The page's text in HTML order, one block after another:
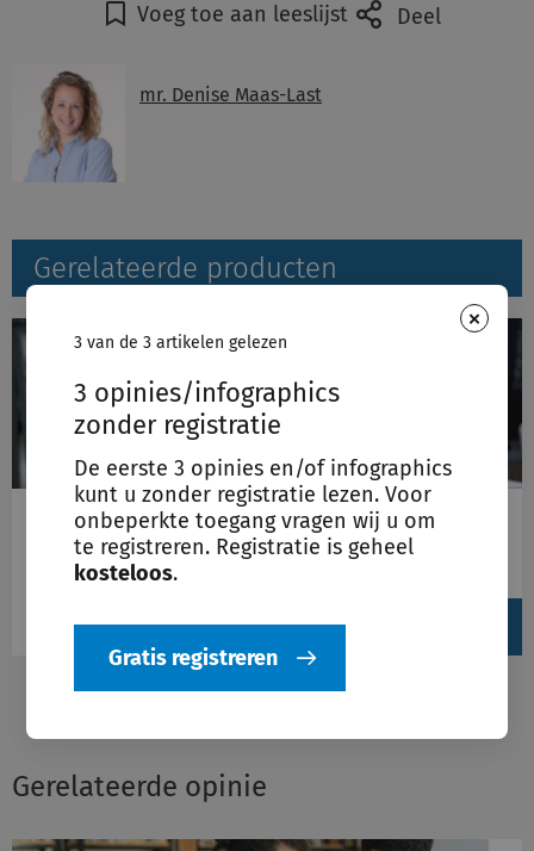
×
3 van de 3 artikelen gelezen
3 opinies/infographics
zonder registratie
De eerste 3 opinies en/of infographics
kunt u zonder registratie lezen. Voor
onbeperkte toegang vragen wij u om
te registreren. Registratie is geheel
kosteloos.
Gratis registreren
Voeg toe aan leeslijst Deel
mr. Denise Maas-Last
Gerelateerde producten
Schulinck Inburgering
Inburgering, Participatiewet, Sociaal domein
Gerelateerde opinie